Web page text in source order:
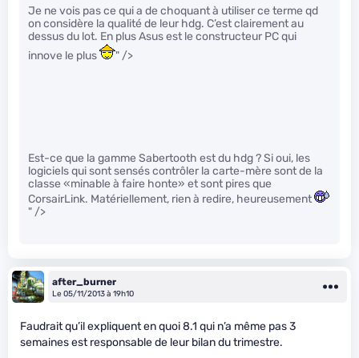
Je ne vois pas ce qui a de choquant à utiliser ce terme qd
on considère la qualité de leur hdg. C’est clairement au
dessus du lot. En plus Asus est le constructeur PC qui
innove le plus
" />
Est-ce que la gamme Sabertooth est du hdg ? Si oui, les
logiciels qui sont sensés contrôler la carte-mère sont de la
classe «minable à faire honte» et sont pires que
CorsairLink. Matériellement, rien à redire, heureusement
" />
after_burner
Le 05/11/2013 à 19h10
Faudrait qu’il expliquent en quoi 8.1 qui n’a même pas 3
semaines est responsable de leur bilan du trimestre.